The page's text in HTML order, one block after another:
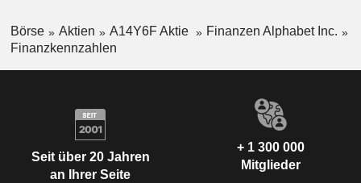
Börse Aktien A14Y6F Aktie
Finanzen Alphabet Inc.
Finanzkennzahlen
Seit über 20 Jahren
an Ihrer Seite
+ 1 300 000
Mitglieder